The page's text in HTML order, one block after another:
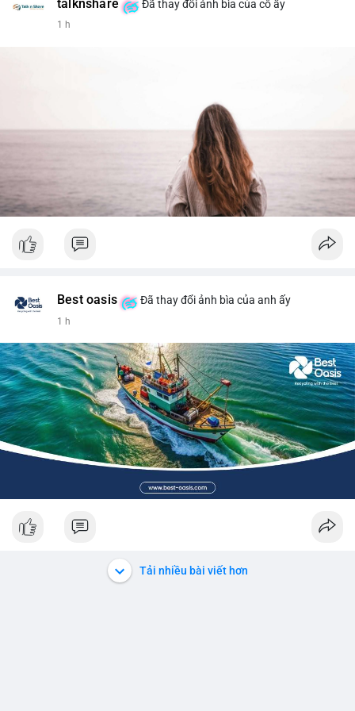
talknshare Đã thay đổi ảnh bìa của cô ấy
1 h
Best oasis Đã thay đổi ảnh bìa của anh ấy
1 h
Tải nhiều bài viết hơn